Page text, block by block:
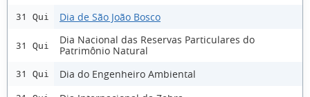
31 Qui Dia de São João Bosco
31 Qui
Dia Nacional das Reservas Particulares do
Patrimônio Natural
31 Qui Dia do Engenheiro Ambiental